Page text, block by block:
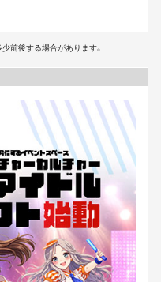
前後する場合があります。